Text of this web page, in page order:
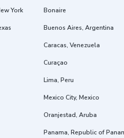
York Bonaire
Buenos Aires, Argentina
Caracas, Venezuela
Curaçao
Lima, Peru
Mexico City, Mexico
Oranjestad, Aruba
Panama, Republic of